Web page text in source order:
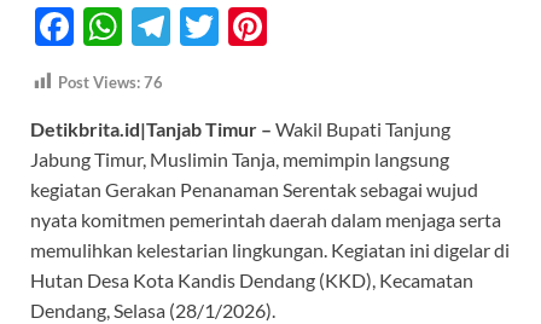
F
ac
e
b
o
o
k
W
at
s
A
p
p
T
gr
a
m
T
er es
t
Post Views:76
Detikbrita.id|Tanjab Timur – Wakil Bupati Tanjung
Jabung Timur, Muslimin Tanja, memimpin langsung
kegiatan Gerakan Penanaman Serentak sebagai wujud
nyata komitmen pemerintah daerah dalam menjaga serta
memulihkan kelestarian lingkungan. Kegiatan ini digelar di
Hutan Desa Kota Kandis Dendang (KKD), Kecamatan
Dendang, Selasa (28/1/2026).